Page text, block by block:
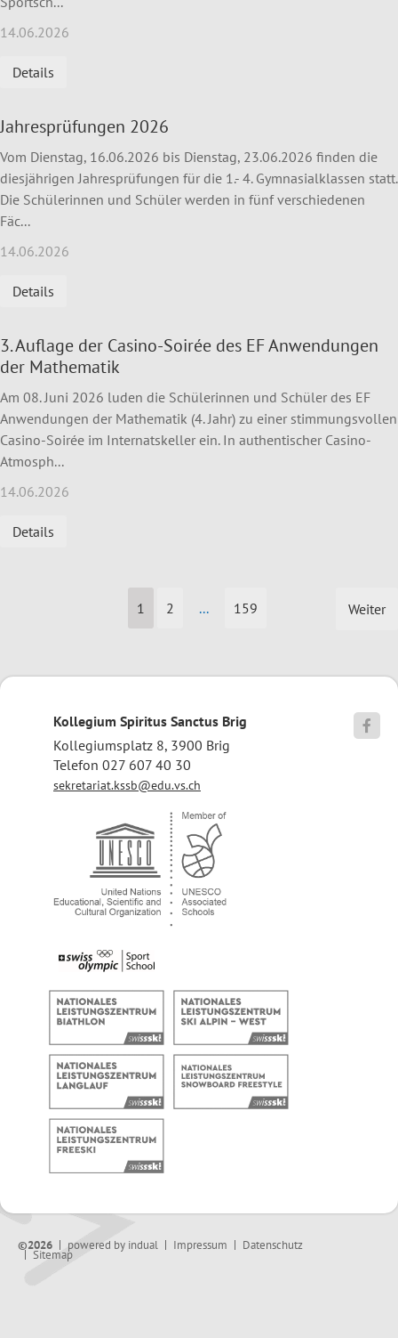
14.06.2026
Details
Jahresprüfungen 2026
Vom Dienstag, 16.06.2026 bis Dienstag, 23.06.2026 finden die
diesjährigen Jahresprüfungen für die 1.- 4. Gymnasialklassen statt.
Die Schülerinnen und Schüler werden in fünf verschiedenen
Fäc...
14.06.2026
Details
3. Auflage der Casino-Soirée des EF Anwendungen
der Mathematik
Am 08. Juni 2026 luden die Schülerinnen und Schüler des EF
Anwendungen der Mathematik (4. Jahr) zu einer stimmungsvollen
Casino-Soirée im Internatskeller ein. In authentischer Casino-
Atmosph...
14.06.2026
Details
1 2 ... 159 Weiter
Kollegium Spiritus Sanctus Brig
Kollegiumsplatz 8, 3900 Brig
Telefon 027 607 40 30
sekretariat.kssb@edu.vs.ch

©2026 powered by indual Impressum Datenschutz
Sitemap